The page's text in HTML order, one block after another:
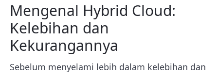
Mengenal Hybrid Cloud:
Kelebihan dan
Kekurangannya
Sebelum menyelami lebih dalam kelebihan dan